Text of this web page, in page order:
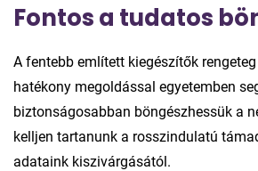
Fontos a tudatos
A fentebb említett kiegészítők
hatékony megoldással egyetemben
biztonságosabban böngészhessük a
kelljen tartanunk a rosszindulatú
adataink kiszivárgásától.